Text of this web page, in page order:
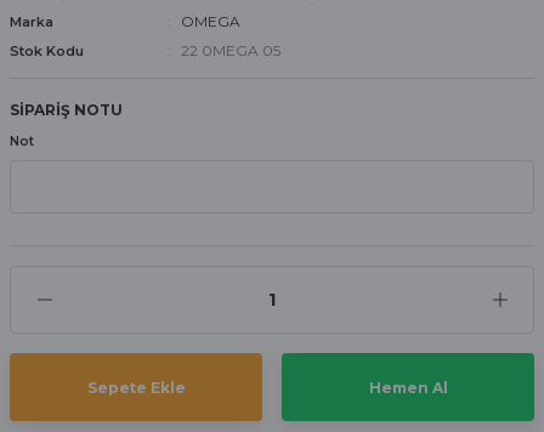
Marka OMEGA
Stok Kodu 22 0MEGA 05
SİPARİŞ NOTU
Not
Sepete Ekle Hemen Al